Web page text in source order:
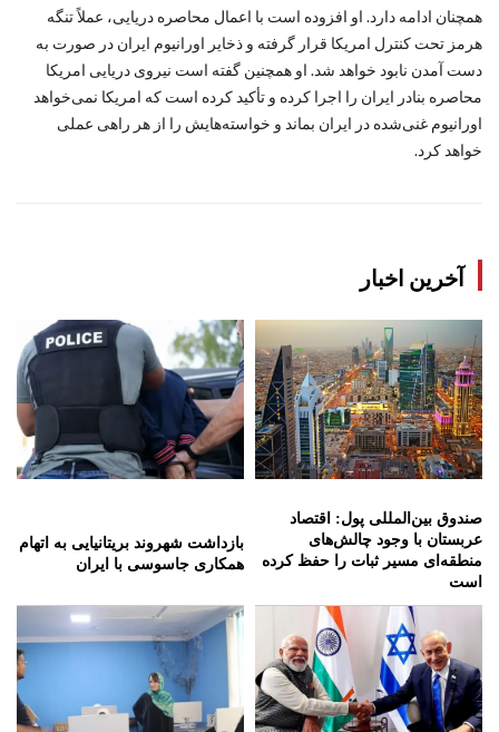
همچنان ادامه دارد. او افزوده است با اعمال محاصره دریایی، عملاً تنگه
هرمز تحت کنترل امریکا قرار گرفته و ذخایر اورانیوم ایران در صورت به‌
دست آمدن نابود خواهد شد. او همچنین گفته است نیروی دریایی امریکا
محاصره بنادر ایران را اجرا کرده و تأکید کرده است که امریکا نمی‌خواهد
اورانیوم غنی‌شده در ایران بماند و خواسته‌هایش را از هر راهی عملی
خواهد کرد.
آخرین اخبار
صندوق بین‌المللی پول: اقتصاد
عربستان با وجود چالش‌های
منطقه‌ای مسیر ثبات را حفظ کرده
است
بازداشت شهروند بریتانیایی به اتهام
همکاری جاسوسی با ایران